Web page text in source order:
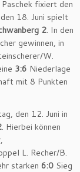
fixiert den
18. Juni spielt
2. In den
gewinnen, in
W.
3:6 Niederlage
mit 8 Punkten
den 12. Juni in
. Hierbei können
L. Recher/B.
starken 6:0 Sieg